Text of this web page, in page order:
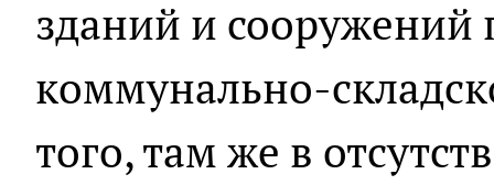
зданий и
коммунально-
того, там же в